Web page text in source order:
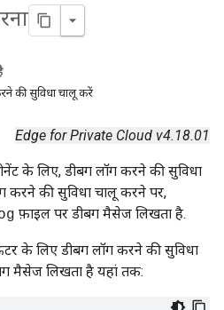
की सुविधा चालू करें
Edge for Private Cloud v4.18.01
के लिए, डीबग लॉग करने की सुविधा
करने की सुविधा चालू करने पर,
फ़ाइल पर डीबग मैसेज लिखता है.
के लिए डीबग लॉग करने की सुविधा
मैसेज लिखता है यहां तक: